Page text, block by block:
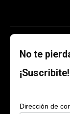
No te
¡Suscribite!
Dirección de